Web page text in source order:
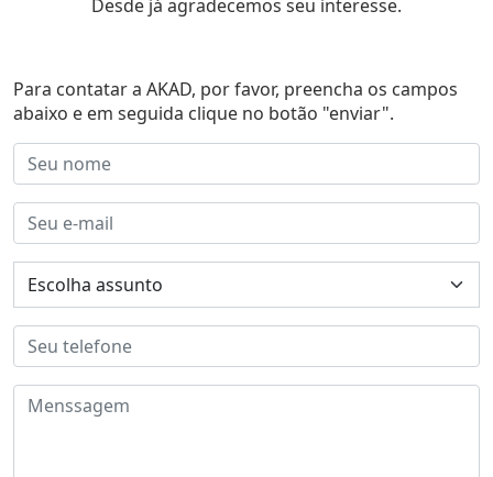
Desde já agradecemos seu interesse.
Para contatar a AKAD, por favor, preencha os campos
abaixo e em seguida clique no botão "enviar".